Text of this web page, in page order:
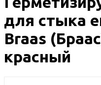
для стыка
Braas
красный